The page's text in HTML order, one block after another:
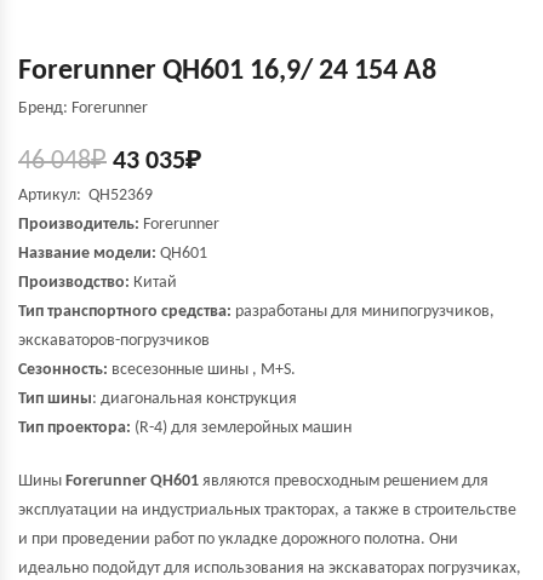
Forerunner QH601 16,9/ 24 154 A8
Бренд: Forerunner
46 048₽ 43 035₽
Артикул: QH52369
Производитель: Forerunner
Название модели: QH601
Производство: Китай
Тип транспортного средства: разработаны для минипогрузчиков,
экскаваторов-погрузчиков
Сезонность: всесезонные шины , M+S.
Тип шины: диагональная конструкция
Тип проектора: (R-4) для землеройных машин
Шины Forerunner QH601 являются превосходным решением для
эксплуатации на индустриальных тракторах, а также в строительстве
и при проведении работ по укладке дорожного полотна. Они
идеально подойдут для использования на экскаваторах погрузчиках,